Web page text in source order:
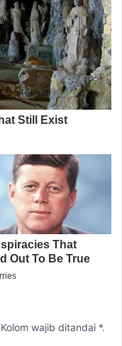
wajib ditandai *.